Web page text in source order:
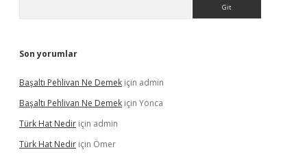
Son yorumlar
Başaltı Pehlivan Ne Demek için admin
Başaltı Pehlivan Ne Demek için Yonca
Türk Hat Nedir için admin
Türk Hat Nedir için Ömer